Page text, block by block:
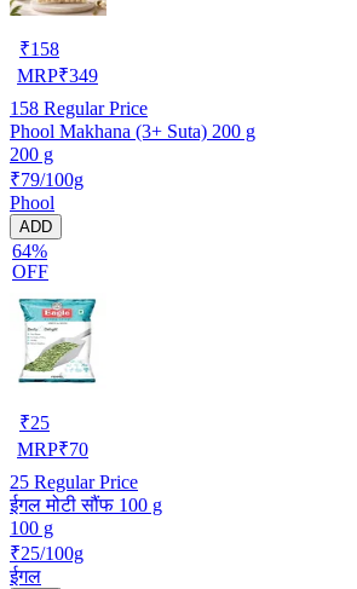
₹158
MRP₹349
158 Regular Price
Phool Makhana (3+ Suta) 200 g
200 g
₹79/100g
Phool
ADD
64%
OFF
₹25
MRP₹70
25 Regular Price
ईगल मोटी सौंफ 100 g
100 g
₹25/100g
ईगल